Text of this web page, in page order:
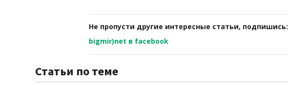
Не пропусти другие интересные статьи, подпишись:
bigmir)net в facebook
Статьи по теме